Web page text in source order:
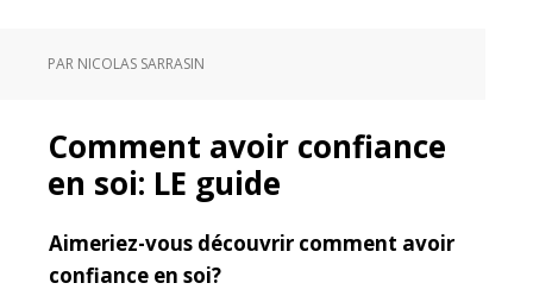
PAR NICOLAS SARRASIN
Comment avoir confiance
en soi: LE guide
Aimeriez-vous découvrir comment avoir
confiance en soi?